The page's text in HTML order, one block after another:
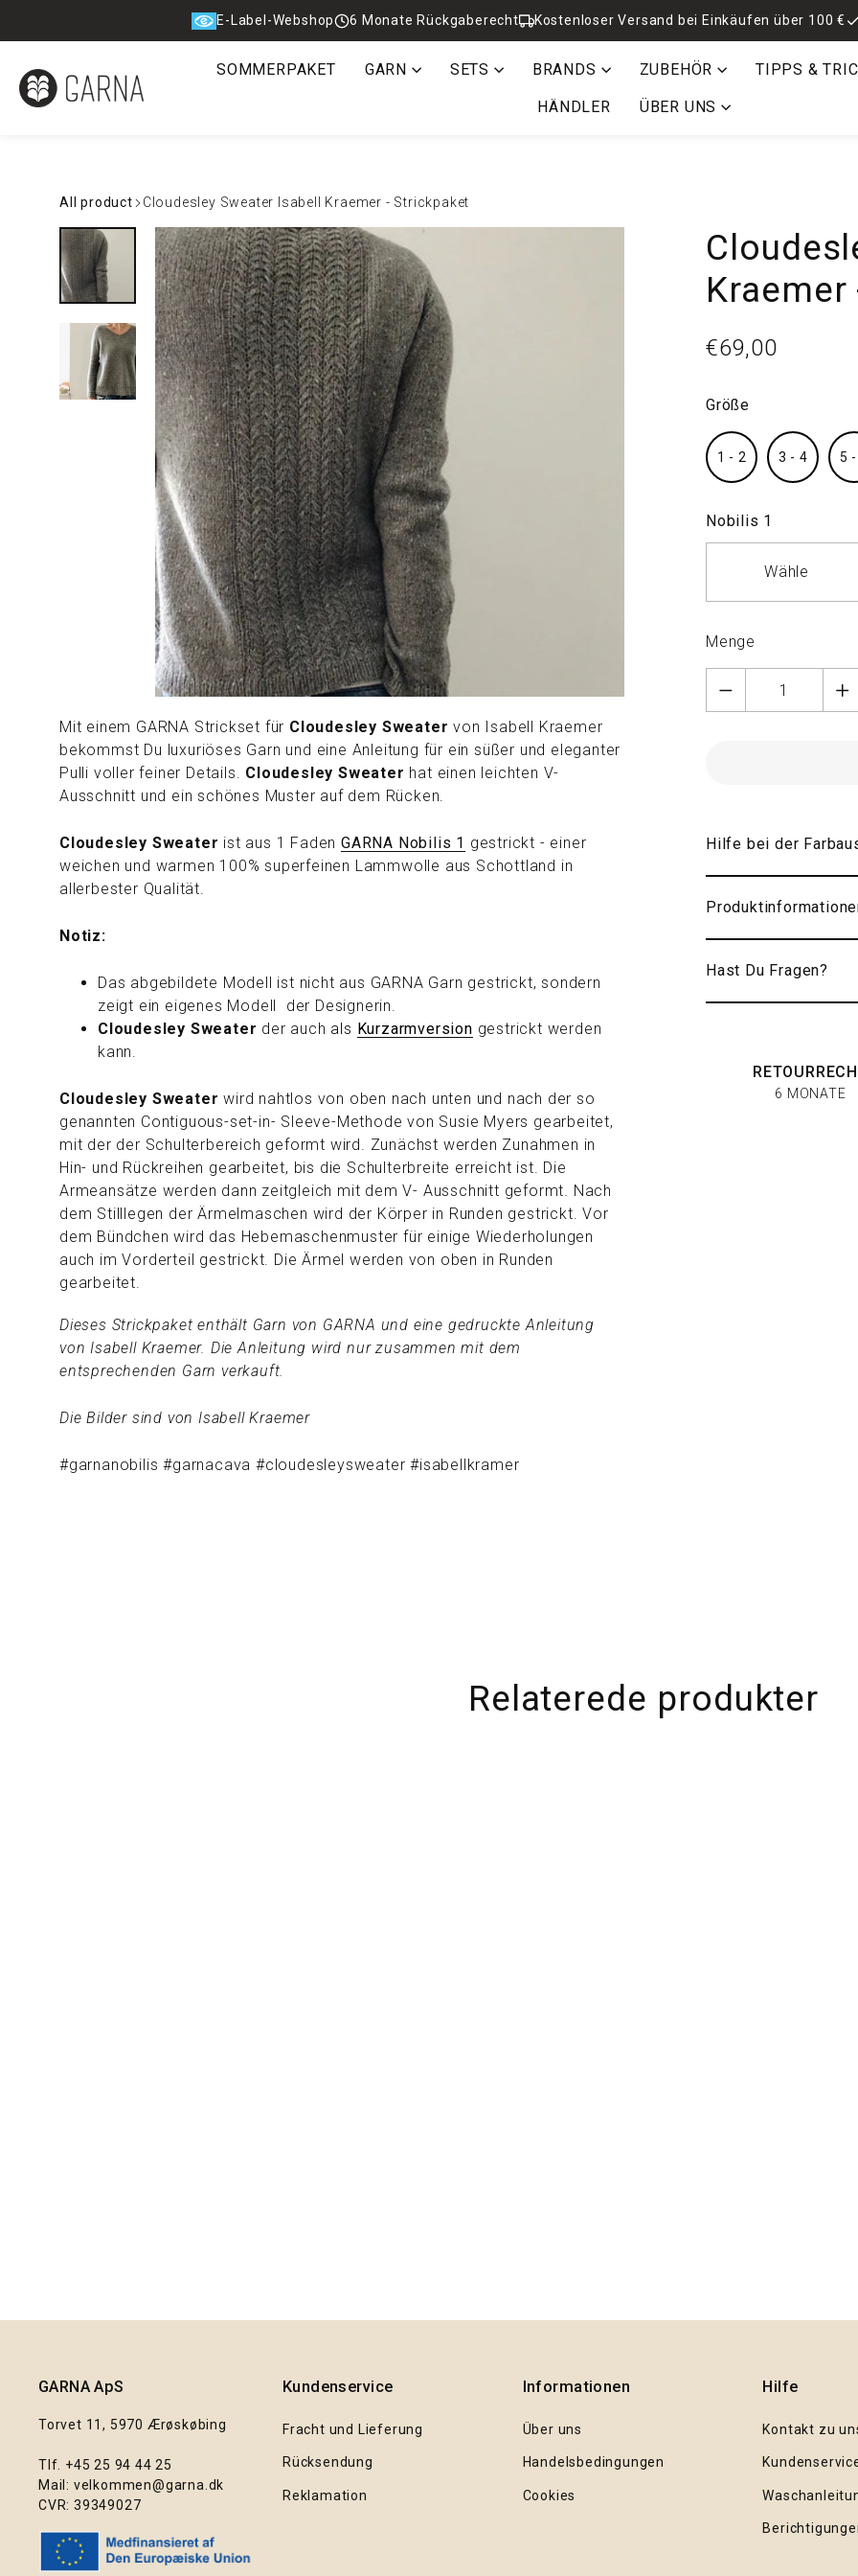
E-Label-Webshop 6 Monate Rückgaberecht Kostenloser Versand bei Einkäufen über 100 €
SOMMERPAKET GARN SETS BRANDS ZUBEHÖR TIPPS &
HÄNDLER ÜBER UNS
All product Cloudesley Sweater Isabell Kraemer - Strickpaket
Mit einem GARNA Strickset für Cloudesley Sweater von Isabell Kraemer
bekommst Du luxuriöses Garn und eine Anleitung für ein süßer und eleganter
Pulli voller feiner Details. Cloudesley Sweater hat einen leichten V-
Ausschnitt und ein schönes Muster auf dem Rücken.
Cloudesley Sweater ist aus 1 FadenGARNA Nobilis 1 gestrickt - einer
weichen und warmen 100% superfeinen Lammwolle aus Schottland in
allerbester Qualität.
Notiz:
Das abgebildete Modell ist nicht aus GARNA Garn gestrickt, sondern
zeigt ein eigenes Modell der Designerin.
Cloudesley Sweater der auch als Kurzarmversion gestrickt werden
kann.
Cloudesley Sweaterwird nahtlos von oben nach unten und nach der so
genannten Contiguous-set-in- Sleeve-Methode von Susie Myers gearbeitet,
mit der der Schulterbereich geformt wird. Zunächst werden Zunahmen in
Hin- und Rückreihen gearbeitet, bis die Schulterbreite erreicht ist. Die
Armeansätze werden dann zeitgleich mit dem V- Ausschnitt geformt. Nach
dem Stilllegen der Ärmelmaschen wird der Körper in Runden gestrickt. Vor
dem Bündchen wird das Hebemaschenmuster für einige Wiederholungen
auch im Vorderteil gestrickt. Die Ärmel werden von oben in Runden
gearbeitet.
Dieses Strickpaket enthält Garn von GARNA und eine gedruckte Anleitung
von Isabell Kraemer. Die Anleitung wird nur zusammen mit dem
entsprechenden Garn verkauft.
Die Bilder sind von Isabell Kraemer
#garnanobilis #garnacava #cloudesleysweater #isabellkramer
Normaler
€69,00
Größe
1 - 2 3 - 4 5
Nobilis 1
Wähle
Menge
Hilfe bei der
Hast Du Fragen?
6 MONATE
Relaterede produkter
GARNA ApS
Torvet 11, 5970 Ærøskøbing
Tlf. +45 25 94 44 25
Mail: velkommen@garna.dk
CVR: 39349027
Kundenservice
Fracht und Lieferung
Rücksendung
Reklamation
Informationen
Über uns
Handelsbedingungen
Cookies
Hilfe
Kontakt zu